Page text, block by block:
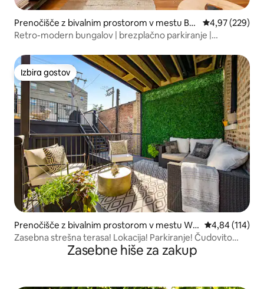
Prenočišče z bivalnim prostorom v mestu Ber
wyn
Povprečna
4,97 (229)
Retro-modern bungalov | brezplačno parkiranje |
Izbira gostov
Izbira gostov
Prenočišče z bivalnim prostorom v mestu Wic
ker Park
Povprečna
4,84 (114)
Zasebna strešna terasa! Lokacija! Parkiranje! Čudovito
Zasebne hiše za zakup